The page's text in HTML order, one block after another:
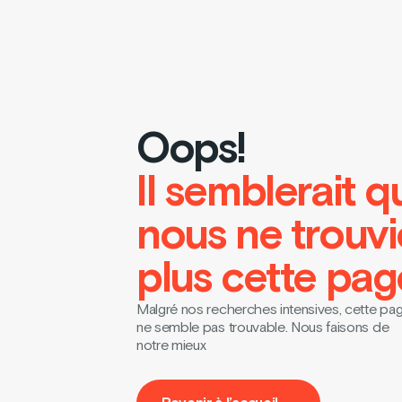
Oops!
Il semblerait
nous ne
plus cette
Malgré nos recherches intensives, cette
ne semble pas trouvable. Nous faisons de
notre mieux